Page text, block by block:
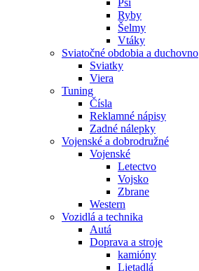
Psi
Ryby
Šelmy
Vtáky
Sviatočné obdobia a duchovno
Sviatky
Viera
Tuning
Čísla
Reklamné nápisy
Zadné nálepky
Vojenské a dobrodružné
Vojenské
Letectvo
Vojsko
Zbrane
Western
Vozidlá a technika
Autá
Doprava a stroje
kamióny
Lietadlá